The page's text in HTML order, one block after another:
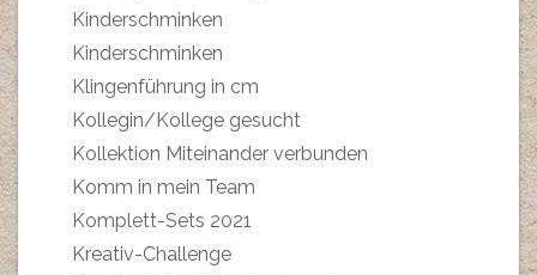
Kinderschminken
Kinderschminken
Klingenführung in cm
Kollegin/Kollege gesucht
Kollektion Miteinander verbunden
Komm in mein Team
Komplett-Sets 2021
Kreativ-Challenge